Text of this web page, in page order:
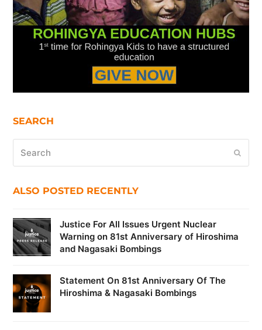
SEARCH
ALSO POSTED RECENTLY
Justice For All Issues Urgent Nuclear
Warning on 81st Anniversary of Hiroshima
and Nagasaki Bombings
Statement On 81st Anniversary Of The
Hiroshima & Nagasaki Bombings